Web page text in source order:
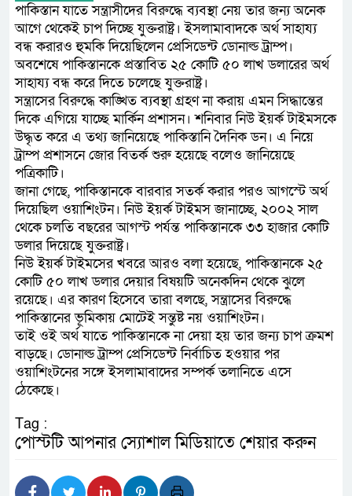
পাকিস্তান যাতে সন্ত্রাসীদের বিরুদ্ধে ব্যবস্থা নেয় তার জন্য অনেক
আগে থেকেই চাপ দিচ্ছে যুক্তরাষ্ট্র। ইসলামাবাদকে অর্থ সাহায্য
বন্ধ করারও হুমকি দিয়েছিলেন প্রেসিডেন্ট ডোনাল্ড ট্রাম্প।
অবশেষে পাকিস্তানকে প্রস্তাবিত ২৫ কোটি ৫০ লাখ ডলারের অর্থ
সাহায্য বন্ধ করে দিতে চলেছে যুক্তরাষ্ট্র।
সন্ত্রাসের বিরুদ্ধে কাঙ্খিত ব্যবস্থা গ্রহণ না করায় এমন সিদ্ধান্তের
দিকে এগিয়ে যাচ্ছে মার্কিন প্রশাসন। শনিবার নিউ ইয়র্ক টাইমসকে
উদ্ধৃত করে এ তথ্য জানিয়েছে পাকিস্তানি দৈনিক ডন। এ নিয়ে
ট্রাম্প প্রশাসনে জোর বিতর্ক শুরু হয়েছে বলেও জানিয়েছে
পত্রিকাটি।
জানা গেছে, পাকিস্তানকে বারবার সতর্ক করার পরও আগস্টে অর্থ
দিয়েছিল ওয়াশিংটন। নিউ ইয়র্ক টাইমস জানাচ্ছে, ২০০২ সাল
থেকে চলতি বছরের আগস্ট পর্যন্ত পাকিস্তানকে ৩৩ হাজার কোটি
ডলার দিয়েছে যুক্তরাষ্ট্র।
নিউ ইয়র্ক টাইমসের খবরে আরও বলা হয়েছে, পাকিস্তানকে ২৫
কোটি ৫০ লাখ ডলার দেয়ার বিষয়টি অনেকদিন থেকে ঝুলে
রয়েছে। এর কারণ হিসেবে তারা বলছে, সন্ত্রাসের বিরুদ্ধে
পাকিস্তানের ভূমিকায় মোটেই সন্তুষ্ট নয় ওয়াশিংটন।
তাই ওই অর্থ যাতে পাকিস্তানকে না দেয়া হয় তার জন্য চাপ ক্রমশ
বাড়ছে। ডোনাল্ড ট্রাম্প প্রেসিডেন্ট নির্বাচিত হওয়ার পর
ওয়াশিংটনের সঙ্গে ইসলামাবাদের সম্পর্ক তলানিতে এসে
ঠেকেছে।
Tag :
পোস্টটি আপনার স্যোশাল মিডিয়াতে শেয়ার করুন